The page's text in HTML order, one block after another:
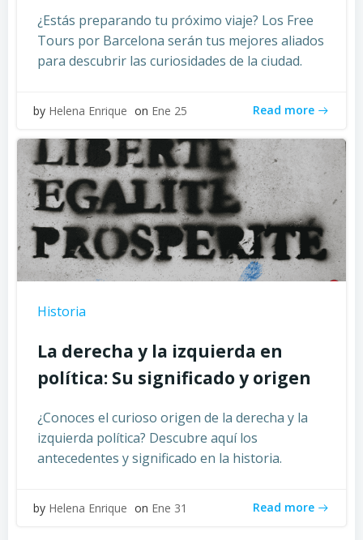
¿Estás preparando tu próximo viaje? Los Free
Tours por Barcelona serán tus mejores aliados
para descubrir las curiosidades de la ciudad.
by Helena Enrique on Ene 25 Read more
Historia
La derecha y la izquierda en
política: Su significado y origen
¿Conoces el curioso origen de la derecha y la
izquierda política? Descubre aquí los
antecedentes y significado en la historia.
by Helena Enrique on Ene 31 Read more